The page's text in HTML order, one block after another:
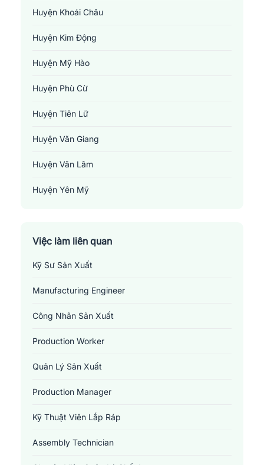
Huyện Khoái Châu
Huyện Kim Động
Huyện Mỹ Hào
Huyện Phù Cừ
Huyện Tiên Lữ
Huyện Văn Giang
Huyện Văn Lâm
Huyện Yên Mỹ
Việc làm liên quan
Kỹ Sư Sản Xuất
Manufacturing Engineer
Công Nhân Sản Xuất
Production Worker
Quản Lý Sản Xuất
Production Manager
Kỹ Thuật Viên Lắp Ráp
Assembly Technician